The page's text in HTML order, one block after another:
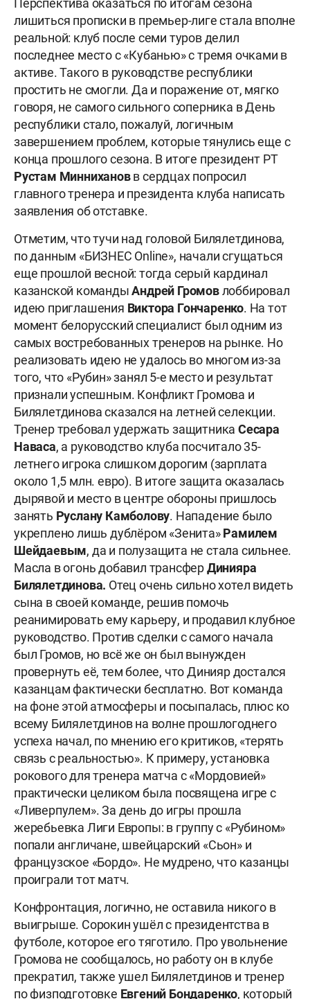
Перспектива оказаться по итогам сезона
лишиться прописки в премьер-лиге стала вполне
реальной: клуб после семи туров делил
последнее место с «Кубанью» с тремя очками в
активе. Такого в руководстве республики
простить не смогли. Да и поражение от, мягко
говоря, не самого сильного соперника в День
республики стало, пожалуй, логичным
завершением проблем, которые тянулись еще с
конца прошлого сезона. В итоге президент РТ
Рустам Миннихановв сердцах попросил
главного тренера и президента клуба написать
заявления об отставке.
Отметим, что тучи над головой Билялетдинова,
по данным «БИЗНЕС Online», начали сгущаться
еще прошлой весной: тогда серый кардинал
казанской командыАндрей Громовлоббировал
идею приглашения Виктора Гончаренко. На тот
момент белорусский специалист был одним из
самых востребованных тренеров на рынке. Но
реализовать идею не удалось во многом из-за
того, что «Рубин» занял 5-е место и результат
признали успешным. Конфликт Громова и
Билялетдинова сказался на летней селекции.
Тренер требовал удержать защитника Сесара
Наваса, а руководство клуба посчитало 35-
летнего игрока слишком дорогим (зарплата
около 1,5 млн. евро). В итоге защита оказалась
дырявой и место в центре обороны пришлось
занять Руслану Камболову. Нападение было
укреплено лишь дублёром «Зенита»Рамилем
Шейдаевым, да и полузащита не стала сильнее.
Масла в огонь добавил трансферДинияра
Билялетдинова. Отец очень сильно хотел видеть
сына в своей команде, решив помочь
реанимировать ему карьеру, и продавил клубное
руководство. Против сделки с самого начала
был Громов, но всё же он был вынужден
провернуть её, тем более, что Динияр достался
казанцам фактически бесплатно. Вот команда
на фоне этой атмосферы и посыпалась, плюс ко
всему Билялетдинов на волне прошлогоднего
успеха начал, по мнению его критиков, «терять
связь с реальностью». К примеру, установка
рокового для тренера матча с «Мордовией»
практически целиком была посвящена игре с
«Ливерпулем». За день до игры прошла
жеребьевка Лиги Европы: в группу с «Рубином»
попали англичане, швейцарский «Сьон» и
французское «Бордо». Не мудрено, что казанцы
проиграли тот матч.
Конфронтация, логично, не оставила никого в
выигрыше. Сорокин ушёл с президентства в
футболе, которое его тяготило. Про увольнение
Громова не сообщалось, но работу он в клубе
прекратил, также ушел Билялетдинов и тренер
по физподготовке Евгений Бондаренко, который